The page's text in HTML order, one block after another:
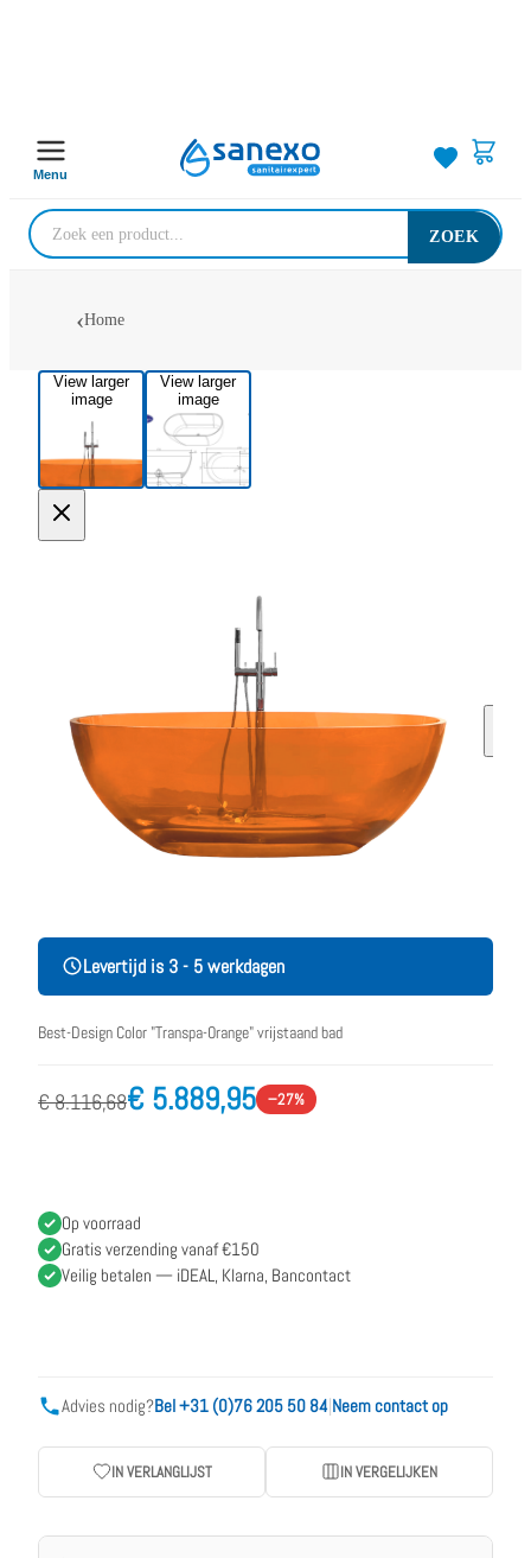
Menu
ZOEK
Home
View larger
image
View larger
image
Levertijd is 3 - 5 werkdagen
Best-Design Color "Transpa-Orange" vrijstaand bad
€ 8.116,68€ 5.889,95 −27%
Op voorraad
Gratis verzending vanaf €150
Veilig betalen — iDEAL, Klarna, Bancontact
Advies nodig?Bel +31 (0)76 205 50 84 Neem contact op
IN VERLANGLIJST IN VERGELIJKEN